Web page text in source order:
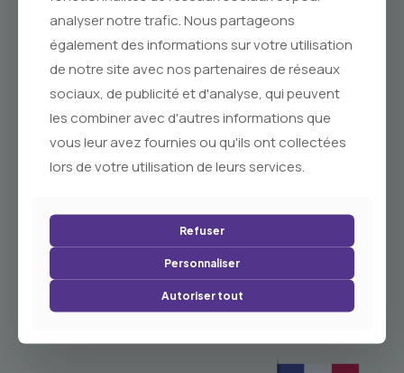
À Propos
Artisanat, Senteurs & Traditions de Provence.
Savons de Marseille & Cosmétiques Naturels.
analyser notre trafic. Nous partageons
également des informations sur votre utilisation
de notre site avec nos partenaires de réseaux
sociaux, de publicité et d'analyse, qui peuvent
les combiner avec d'autres informations que
vous leur avez fournies ou qu'ils ont collectées
lors de votre utilisation de leurs services.
Refuser
Personnaliser
Autoriser tout